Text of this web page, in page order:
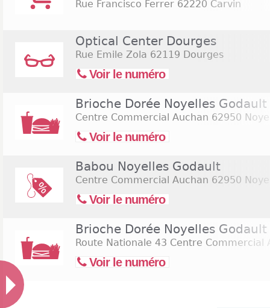
Rue Francisco Ferrer 62220 Carvin
Optical Center Dourges
Rue Emile Zola 62119 Dourges
Voir le numéro
Brioche Dorée Noyelles Godault
Centre Commercial Auchan 62950
Voir le numéro
Babou Noyelles Godault
Centre Commercial Auchan 62950
Voir le numéro
Brioche Dorée Noyelles Godault
Route Nationale 43 Centre Commercial
Voir le numéro